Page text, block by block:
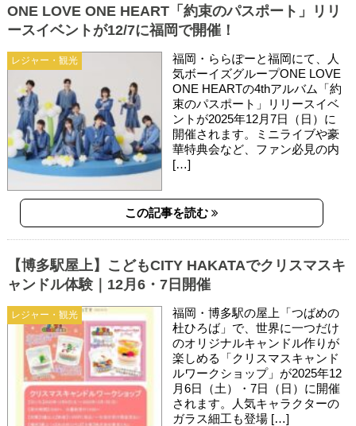
レジャー・観光
ONE LOVE ONE HEART「約束のパスポート」リリ
ースイベントが12/7に福岡で開催！
福岡・ららぽーと福岡にて、人
気ボーイズグループONE LOVE
ONE HEARTの4thアルバム「約
束のパスポート」リリースイベ
ントが2025年12月7日（日）に
開催されます。ミニライブや豪
華特典会など、ファン必見の内
[…]
この記事を読む
レジャー・観光
【博多駅屋上】こどもCITY HAKATAでクリスマスキ
ャンドル体験｜12月6・7日開催
福岡・博多駅の屋上「つばめの
杜ひろば」で、世界に一つだけ
のオリジナルキャンドル作りが
楽しめる「クリスマスキャンド
ルワークショップ」が2025年12
月6日（土）・7日（日）に開催
されます。人気キャラクターの
ガラス細工も登場 […]